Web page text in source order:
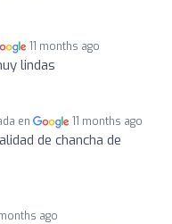
11 months ago
lindas
en 11 months ago
de chancha de
months ago